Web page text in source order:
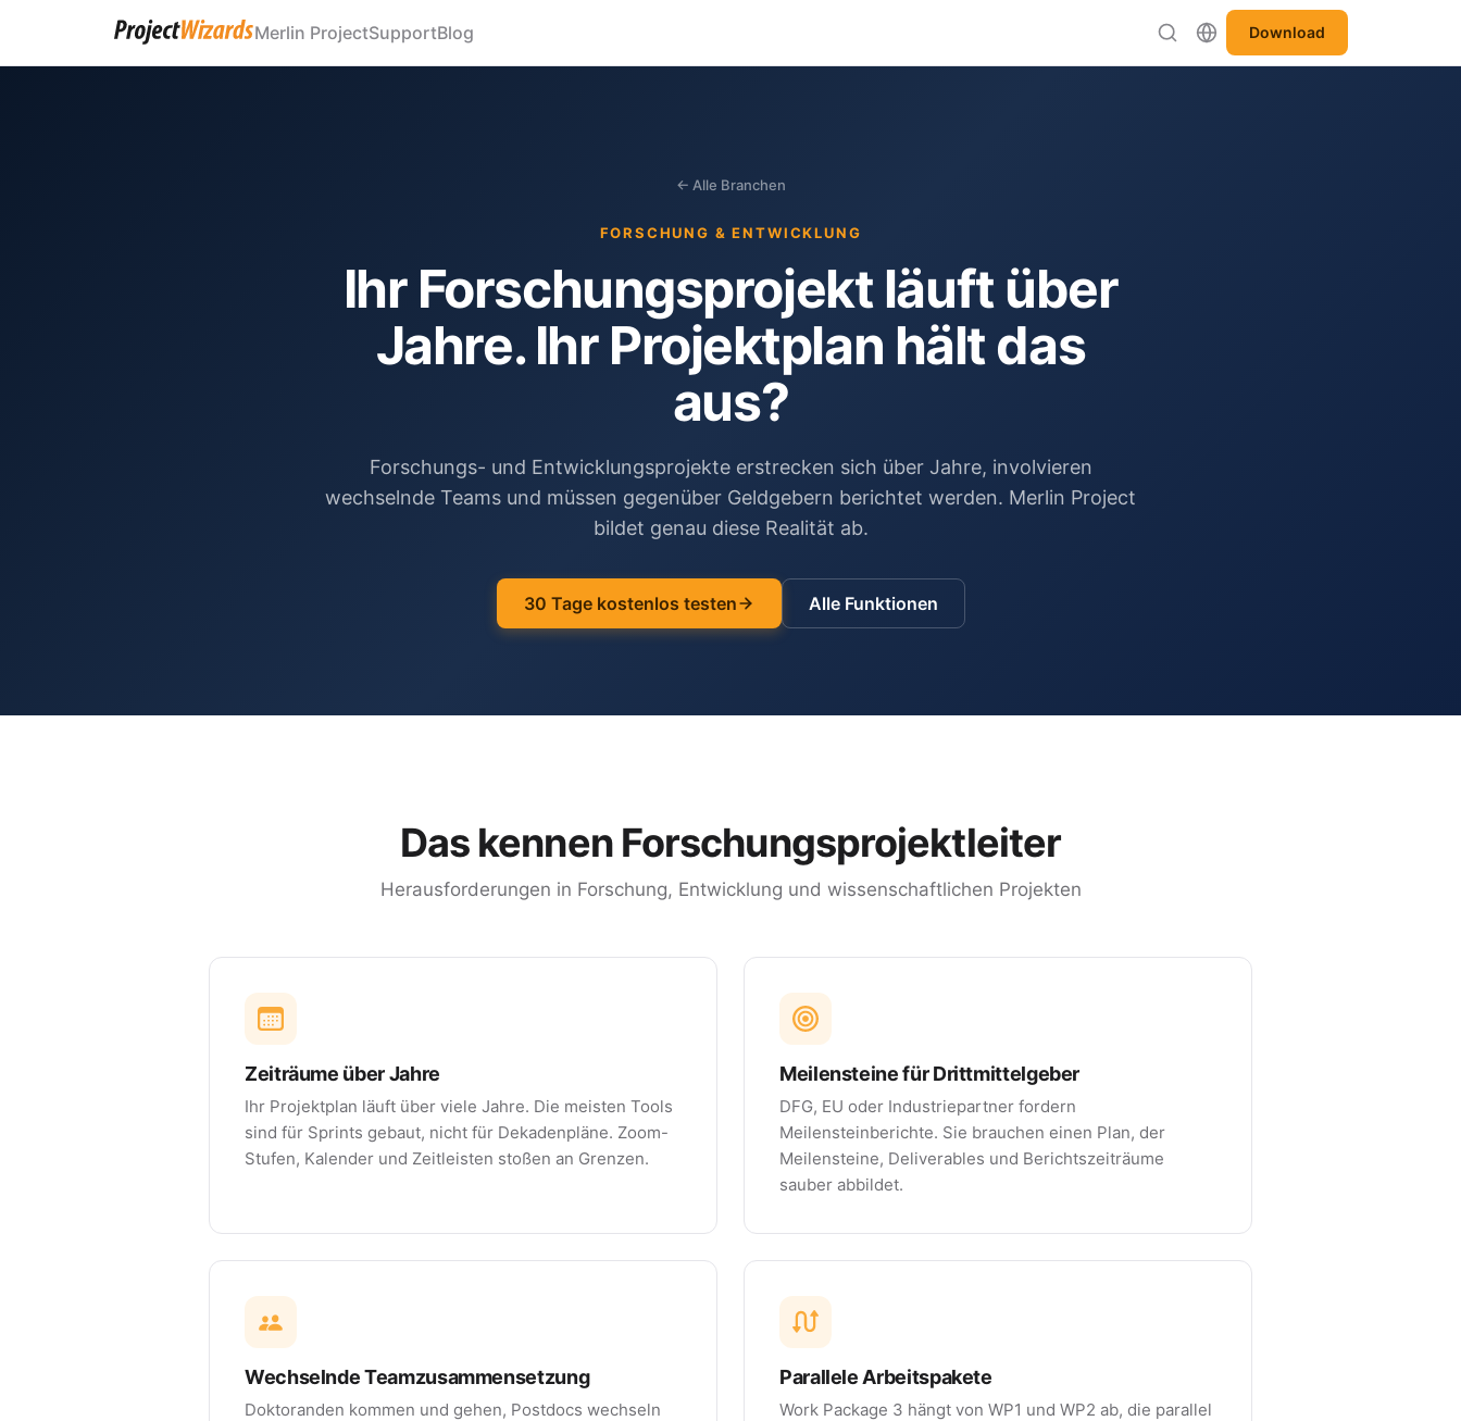
Merlin ProjectSupportBlog Download
← Alle Branchen
FORSCHUNG & ENTWICKLUNG
Ihr Forschungsprojekt läuft über
Jahre. Ihr Projektplan hält das
aus?
Forschungs- und Entwicklungsprojekte erstrecken sich über Jahre, involvieren
wechselnde Teams und müssen gegenüber Geldgebern berichtet werden. Merlin Project
bildet genau diese Realität ab.
30 Tage kostenlos testen Alle Funktionen
Das kennen Forschungsprojektleiter
Herausforderungen in Forschung, Entwicklung und wissenschaftlichen Projekten
Zeiträume über Jahre
Ihr Projektplan läuft über viele Jahre. Die meisten Tools
sind für Sprints gebaut, nicht für Dekadenpläne. Zoom-
Stufen, Kalender und Zeitleisten stoßen an Grenzen.
Meilensteine für Drittmittelgeber
DFG, EU oder Industriepartner fordern
Meilensteinberichte. Sie brauchen einen Plan, der
Meilensteine, Deliverables und Berichtszeiträume
sauber abbildet.
Wechselnde Teamzusammensetzung
Doktoranden kommen und gehen, Postdocs wechseln
Parallele Arbeitspakete
Work Package 3 hängt von WP1 und WP2 ab, die parallel